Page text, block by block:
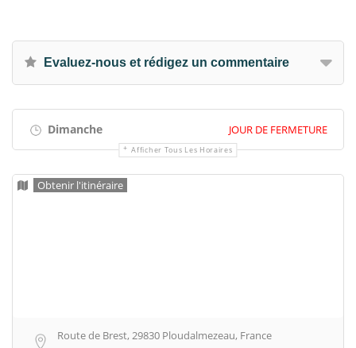
Evaluez-nous et rédigez un commentaire
Dimanche JOUR DE FERMETURE
Afficher Tous Les Horaires
Obtenir l'itinéraire
Route de Brest, 29830 Ploudalmezeau, France